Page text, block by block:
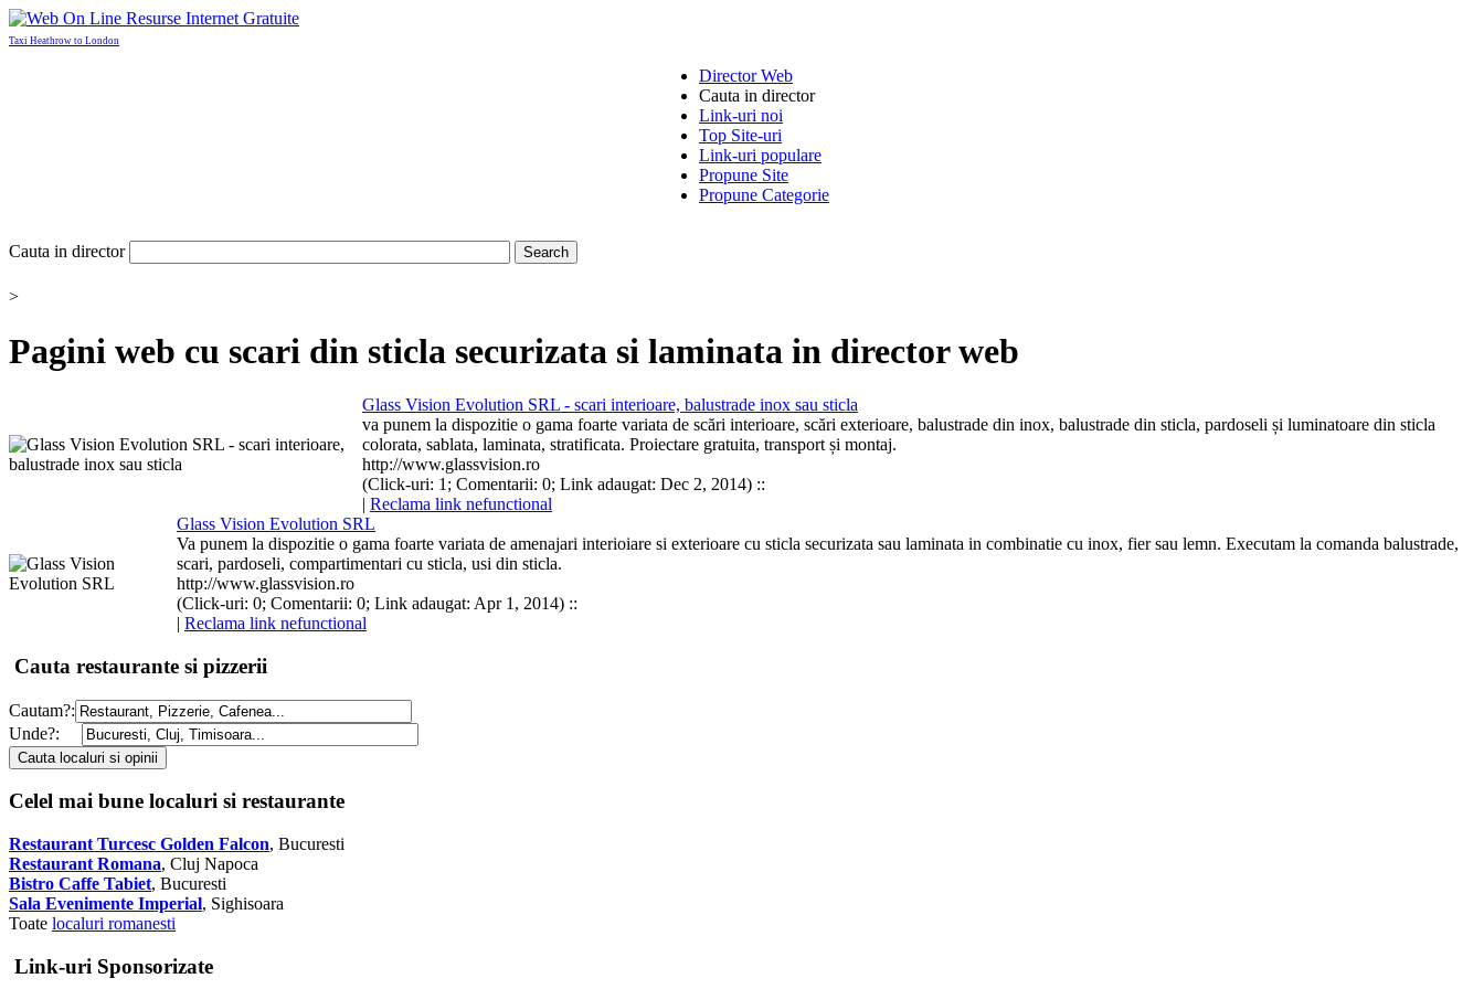
Taxi Heathrow to London
Director Web
Cauta in director
Link-uri noi
Top Site-uri
Link-uri populare
Propune Site
Propune Categorie
Cauta in director
>
Pagini web cu scari din sticla securizata si laminata in director web
Glass Vision Evolution SRL - scari interioare, balustrade inox sau sticla
va punem la dispozitie o gama foarte variata de scări interioare, scări exterioare, balustrade din inox, balustrade din sticla, pardoseli și luminatoare din sticla
colorata, sablata, laminata, stratificata. Proiectare gratuita, transport și montaj.
http://www.glassvision.ro
(Click-uri: 1; Comentarii: 0; Link adaugat: Dec 2, 2014) ::
| Reclama link nefunctional
Glass Vision Evolution SRL
Va punem la dispozitie o gama foarte variata de amenajari interioiare si exterioare cu sticla securizata sau laminata in combinatie cu inox, fier sau lemn. Executam la comanda balustrade,
scari, pardoseli, compartimentari cu sticla, usi din sticla.
http://www.glassvision.ro
(Click-uri: 0; Comentarii: 0; Link adaugat: Apr 1, 2014) ::
| Reclama link nefunctional
Cauta restaurante si pizzerii
Cautam?:
Unde?:
Celel mai bune localuri si restaurante
Restaurant Turcesc Golden Falcon, Bucuresti
Restaurant Romana, Cluj Napoca
Bistro Caffe Tabiet, Bucuresti
Sala Evenimente Imperial, Sighisoara
Toate localuri romanesti
Link-uri Sponsorizate